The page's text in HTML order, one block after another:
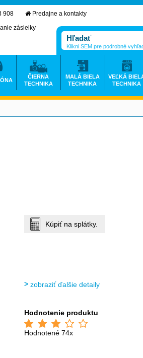
Kúpiť na splátky.
zobraziť ďalšie detaily
Hodnotenie produktu
Hodnotené 74x
908
Predajne a kontakty
zásielky
Klikni SEM pre podrobné
ČIERNA
TECHNIKA
MALÁ BIELA
TECHNIKA
VEĽKÁ
TECHNIKA